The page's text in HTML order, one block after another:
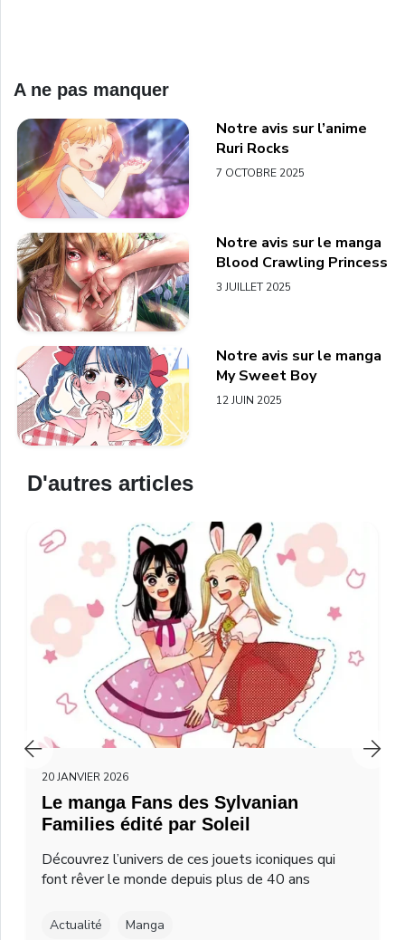
A ne pas manquer
Notre avis sur l’anime
Ruri Rocks
7 OCTOBRE 2025
Notre avis sur le manga
Blood Crawling Princess
3 JUILLET 2025
Notre avis sur le manga
My Sweet Boy
12 JUIN 2025
D'autres articles
20 JANVIER 2026
Le manga Fans des Sylvanian
Families édité par Soleil
Découvrez l’univers de ces jouets iconiques qui
font rêver le monde depuis plus de 40 ans
Actualité Manga